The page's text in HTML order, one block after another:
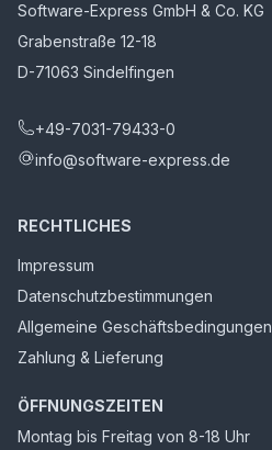
Software-Express GmbH & Co. KG
Grabenstraße 12-18
D-71063 Sindelfingen
+49-7031-79433-0
info@software-express.de
RECHTLICHES
Impressum
Datenschutzbestimmungen
Allgemeine Geschäftsbedingungen
Zahlung & Lieferung
ÖFFNUNGSZEITEN
Montag bis Freitag von 8-18 Uhr